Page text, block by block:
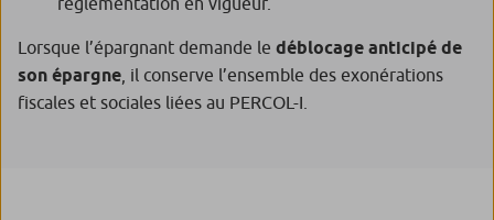
Lorsque l’épargnant demande le déblocage anticipé de
son épargne , il conserve l’ensemble des exonérations
fiscales et sociales liées au PERCOL-I.